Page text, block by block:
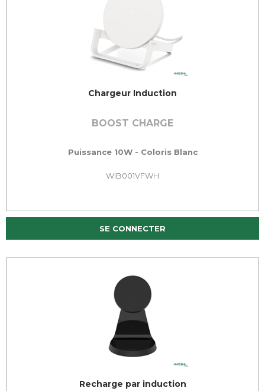
Chargeur Induction
BOOST CHARGE
Puissance 10W - Coloris Blanc
WIB001VFWH
SE CONNECTER
Recharge par induction